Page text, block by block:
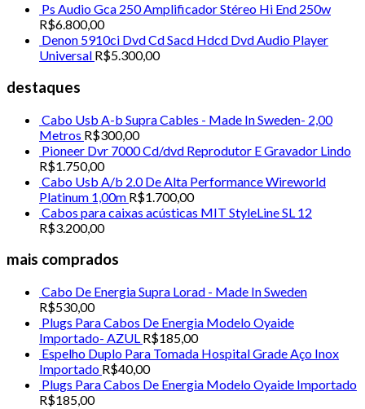
Adicionar aos meus desejos
+ visualização rápida
Plugs Lock Banana Para Cabos De Caixas Acústicas Hi
End
R$300,00
Adicionar aos meus desejos
Plugs Para Cabos De Energia Modelo Oyaide Importado
R$185,00
Adicionar aos meus desejos
+ visualização rápida
Ps Audio Gca 250 Amplificador Stéreo Hi End 250w
R$6.800,00
Denon 5910ci Dvd Cd Sacd Hdcd Dvd Audio Player
Universal R$5.300,00
destaques
Cabo Usb A-b Supra Cables - Made In Sweden- 2,00
Metros R$300,00
Pioneer Dvr 7000 Cd/dvd Reprodutor E Gravador Lindo
R$1.750,00
Cabo Usb A/b 2.0 De Alta Performance Wireworld
Platinum 1,00m R$1.700,00
Cabos para caixas acústicas MIT StyleLine SL 12
R$3.200,00
mais comprados
Cabo De Energia Supra Lorad - Made In Sweden
R$530,00
Plugs Para Cabos De Energia Modelo Oyaide
Importado- AZUL R$185,00
Espelho Duplo Para Tomada Hospital Grade Aço Inox
Importado R$40,00
Plugs Para Cabos De Energia Modelo Oyaide Importado
R$185,00